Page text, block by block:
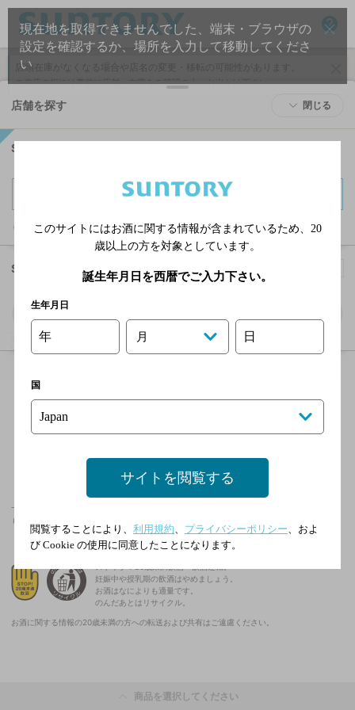
help
店頭在庫がなくなる場合や店名の変更・移転の可能性があります。
ご来店の折には事前に店舗へ在庫をご確認の上、お出かけ下さい​。
Powered
店舗を探す 閉じる
STEP. 1
商品を探す
STEP. 2 場所を探す
一部、検索できない商品、並びに店舗がございます。
リニューアル等により、商品が変更になる場合がございます。
妊娠中や授乳期の飲酒はやめましょう。
お酒はなによりも適量です。
のんだあとはリサイクル。
お酒に関する情報の20歳未満の方への転送および共有はご遠慮ください。
商品を選択してください
現在地を取得できませんでした、端末・ブラウザの
設定を確認するか、場所を入力して移動してくださ
い
このサイトにはお酒に関する情報が含まれているため、 20
歳以上の方を対象としています。
誕生年月日を西暦でご入力下さい。
生年月日
年 月 日
国
サイトを閲覧する
閲覧することにより、 利用規約、 プライバシーポリシー、およ
び Cookie の使用に同意したことになります。